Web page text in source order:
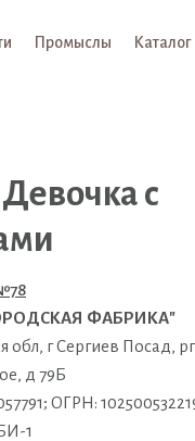
Промыслы Каталог
с
ФАБРИКА"
обл, г Сергиев Посад,
д 79Б
ОГРН:
1